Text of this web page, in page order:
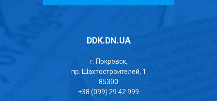
DDK.DN.UA
г. Покровск,
пр. Шахтостроителей, 1
85300
+38 (099) 29 42 999